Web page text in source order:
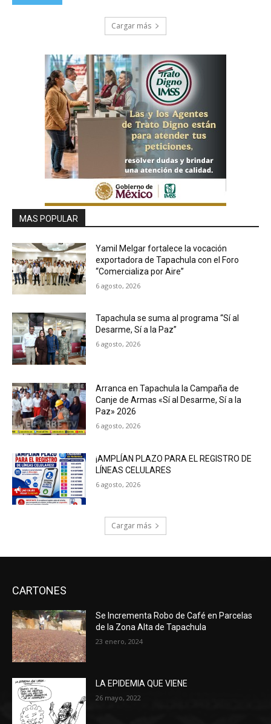
Cargar más
MAS POPULAR
Yamil Melgar fortalece la vocación
exportadora de Tapachula con el Foro
“Comercializa por Aire”
6 agosto, 2026
Tapachula se suma al programa “Sí al
Desarme, Sí a la Paz”
6 agosto, 2026
Arranca en Tapachula la Campaña de
Canje de Armas «Sí al Desarme, Sí a la
Paz» 2026
6 agosto, 2026
¡AMPLÍAN PLAZO PARA EL REGISTRO DE
LÍNEAS CELULARES
6 agosto, 2026
Cargar más
CARTONES
Se Incrementa Robo de Café en Parcelas
de la Zona Alta de Tapachula
23 enero, 2024
LA EPIDEMIA QUE VIENE
26 mayo, 2022